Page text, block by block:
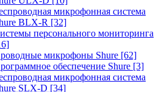
микрофонная система
BLX-R [32]
персонального мониторинга
микрофоны Shure [62]
обеспечение Shure [3]
микрофонная система
SLX-D [34]